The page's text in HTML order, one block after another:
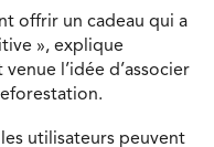
offrir un cadeau qui a
», explique
venue l’idée d’associer
utilisateurs peuvent